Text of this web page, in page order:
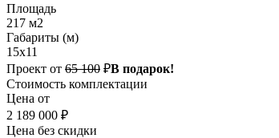
Площадь
217 м2
Габариты (м)
15х11
Проект от 65 100 ₽В подарок!
Стоимость комплектации
Цена от
2 189 000 ₽
Цена без скидки